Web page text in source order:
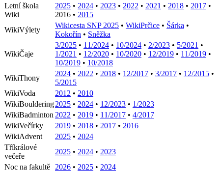
Letní škola
Wiki
2025 • 2024 • 2023 • 2022 • 2021 • 2018 • 2017 •
2016 • 2015
WikiVýlety
Wikicesta SNP 2025 • WikiPrčice • Šárka •
Kokořín • Sněžka
WikiČaje
3/2025 • 11/2024 • 10/2024 • 2/2023 • 5/2021 •
1/2021 • 12/2020 • 10/2020 • 12/2019 • 11/2019 •
10/2019 • 10/2018
WikiThony
2024 • 2022 • 2018 • 12/2017 • 3/2017 • 12/2015 •
5/2015
WikiVoda
2012 • 2010
WikiBouldering2025 • 2024 • 12/2023 • 1/2023
WikiBadminton 2022 • 2019 • 11/2017 • 4/2017
WikiVečírky
2019 • 2018 • 2017 • 2016
WikiAdvent
2025 • 2024
Tříkrálové
večeře
2025 • 2024 • 2023
Noc na fakultě
2026 • 2025 • 2024